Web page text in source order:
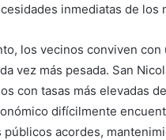
inmediatas de los
los vecinos conviven con
vez más pesada. San
con tasas más elevadas
difícilmente
públicos acordes,